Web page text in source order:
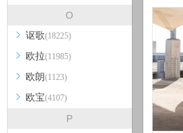
O
讴歌(18225)
欧拉(11985)
欧朗(1123)
欧宝(4107)
P